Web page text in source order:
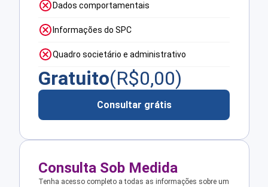
Dados comportamentais
Informações do SPC
Quadro societário e administrativo
Gratuito(R$0,00)
Consultar grátis
Consulta Sob Medida
Tenha acesso completo a todas as informações sobre um